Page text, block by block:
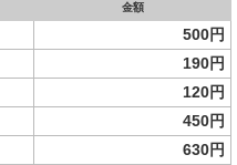
金額
500円
190円
120円
450円
630円